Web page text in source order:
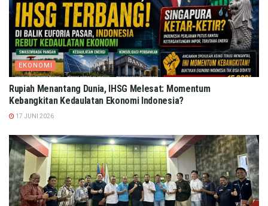
EKONOMI
Rupiah Menantang Dunia, IHSG Melesat: Momentum
Kebangkitan Kedaulatan Ekonomi Indonesia?
17 JUNI 2026